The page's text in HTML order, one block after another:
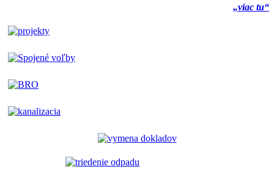
„viac tu“